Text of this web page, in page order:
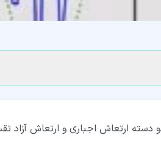
دسته ارتعاش اجباری و ارتعاش آزاد